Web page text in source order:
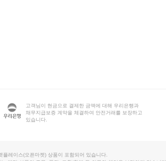
고객님이 현금으로 결제한 금액에 대해 우리은행과
채무지급보증 계약을 체결하여 안전거래를 보장하고
있습니다.
레이스(오픈마켓) 상품이 포함되어 있습니다.